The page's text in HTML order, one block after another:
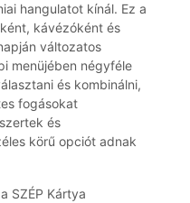
hangulatot kínál. Ez a
kávézóként és
változatos
menüjében négyféle
és kombinálni,
fogásokat
és
körű opciót adnak
SZÉP Kártya